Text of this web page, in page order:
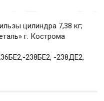
цилиндра 7,38 кг;
г. Кострома
238БЕ2, -238ДЕ2,